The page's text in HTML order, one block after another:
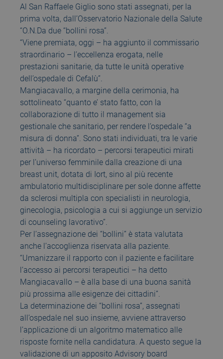
Al San Raffaele Giglio sono stati assegnati, per la
prima volta, dall’Osservatorio Nazionale della Salute
“O.N.Da due “bollini rosa”.
“Viene premiata, oggi – ha aggiunto il commissario
straordinario – l’eccellenza erogata, nelle
prestazioni sanitarie, da tutte le unità operative
dell’ospedale di Cefalù”.
Mangiacavallo, a margine della cerimonia, ha
sottolineato “quanto e’ stato fatto, con la
collaborazione di tutto il management sia
gestionale che sanitario, per rendere l’ospedale “a
misura di donna”. Sono stati individuati, tra le varie
attività – ha ricordato – percorsi terapeutici mirati
per l’universo femminile dalla creazione di una
breast unit, dotata di Iort, sino al più recente
ambulatorio multidisciplinare per sole donne affette
da sclerosi multipla con specialisti in neurologia,
ginecologia, psicologia a cui si aggiunge un servizio
di counseling lavorativo”.
Per l’assegnazione dei “bollini” è stata valutata
anche l’accoglienza riservata alla paziente.
“Umanizzare il rapporto con il paziente e facilitare
l’accesso ai percorsi terapeutici – ha detto
Mangiacavallo – è alla base di una buona sanità
più prossima alle esigenze dei cittadini”.
La determinazione dei “bollini rosa”, assegnati
all’ospedale nel suo insieme, avviene attraverso
l’applicazione di un algoritmo matematico alle
risposte fornite nella candidatura. A questo segue la
validazione di un apposito Advisory board